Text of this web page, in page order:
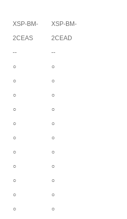
XSP-BM-
2CEAS
--
○
○
○
○
○
○
○
○
○
○
○
XSP-BM-
2CEAD
--
○
○
○
○
○
○
○
○
○
○
○